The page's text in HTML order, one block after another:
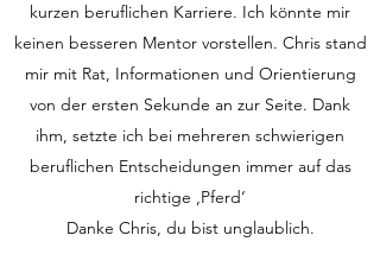
kurzen beruflichen Karriere. Ich könnte mir
keinen besseren Mentor vorstellen. Chris stand
mir mit Rat, Informationen und Orientierung
von der ersten Sekunde an zur Seite. Dank
ihm, setzte ich bei mehreren schwierigen
beruflichen Entscheidungen immer auf das
richtige ‚Pferd‘
Danke Chris, du bist unglaublich.